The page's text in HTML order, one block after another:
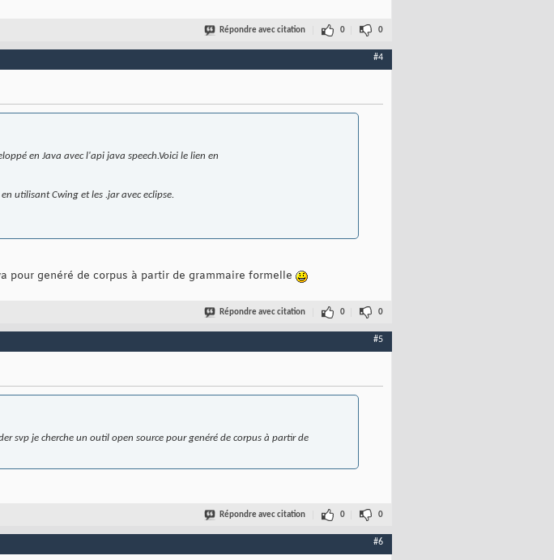
Répondre avec citation 0 0
#4
en Java avec l'api java speech.Voici le lien en
utilisant Cwing et les .jar avec eclipse.
pour genéré de corpus à partir de grammaire formelle
Répondre avec citation 0 0
#5
svp je cherche un outil open source pour genéré de corpus à partir de
Répondre avec citation 0 0
#6